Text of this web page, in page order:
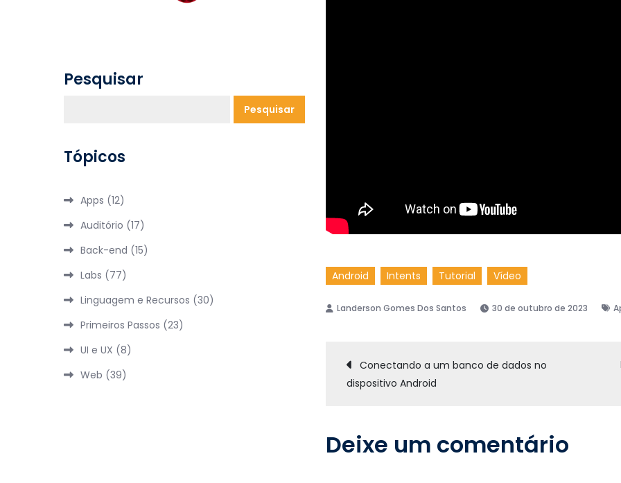
Android Intents Tutorial Vídeo
30 de outubro de 2023
Navegação
Post
Conectando a um banco de dados no
dispositivo Android
Deixe um comentário
Pesquisar
Pesquisar
Tópicos
Apps (12)
Auditório (17)
Back-end (15)
Labs (77)
Linguagem e Recursos (30)
Primeiros Passos (23)
UI e UX (8)
Web (39)